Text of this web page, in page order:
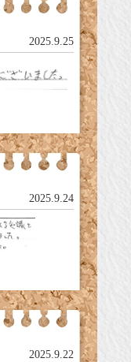
2025.9.25
2025.9.24
2025.9.22